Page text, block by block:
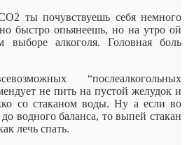
ты почувствуешь себя немного
быстро опьянеешь, но на утро ой
выборе алкоголя. Головная боль
“послеалкогольных
не пить на пустой желудок и
со стаканом воды. Ну а если во
водного баланса, то выпей стакан
лечь спать.